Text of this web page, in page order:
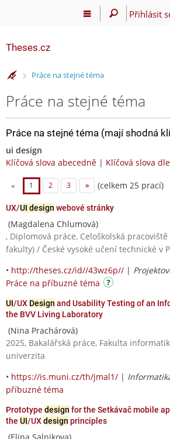
Přihlásit
Theses.cz
>Práce na stejné téma
Práce na stejné téma
Práce na stejné téma (mají shodná
ui design
Klíčová slova abecedně | Klíčová slova
« 1 2 3 » (celkem 25 prací)
UX/UI design webové stránky
(Magdalena Chlumová)
, Diplomová práce, Celoškolská
fakulty) / České vysoké učení technické v
• http://theses.cz/id//43wz6p// |
Práce na příbuzné téma
UI/UX Design and Usability Testing of an
the BVV Living Laboratory
(Nina Prachárová)
2025, Bakalářská práce, Fakulta
univerzita
• https://is.muni.cz/th/jmal1/ |
příbuzné téma
Prototype design for the Setkávač mobile
the UI/UXdesign principles